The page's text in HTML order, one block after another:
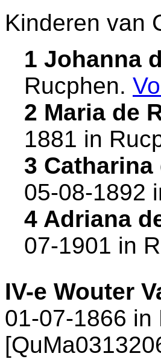
Kinderen van
1 Johanna
Rucphen.
2 Maria de
1881 in
3 Catharina
05-08-1892
4 Adriana
07-1901 in
IV-e Wouter
01-07-1866 in